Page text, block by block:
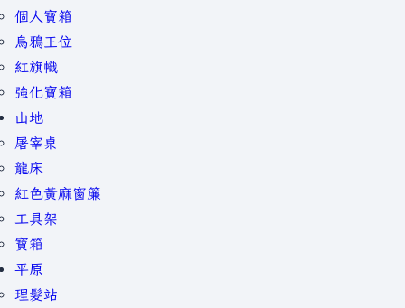
個人寶箱
烏鴉王位
紅旗幟
強化寶箱
山地
屠宰桌
龍床
紅色黃麻窗簾
工具架
寶箱
平原
理髮站